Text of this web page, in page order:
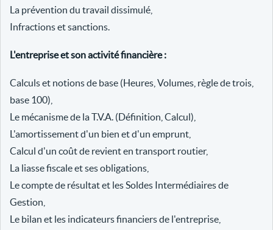
La prévention du travail dissimulé,
Infractions et sanctions.
L'entreprise et son activité financière :
Calculs et notions de base (Heures, Volumes, règle de trois,
base 100),
Le mécanisme de la T.V.A. (Définition, Calcul),
L'amortissement d'un bien et d'un emprunt,
Calcul d'un coût de revient en transport routier,
La liasse fiscale et ses obligations,
Le compte de résultat et les Soldes Intermédiaires de
Gestion,
Le bilan et les indicateurs financiers de l'entreprise,